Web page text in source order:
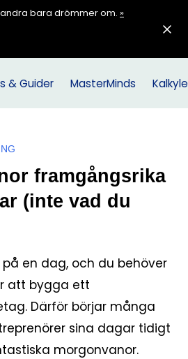
bara drömmer om. »
& Guider MasterMinds
framgångsrika
(inte vad du
en dag, och du behöver
att bygga ett
Därför börjar många
sina dagar tidigt
morgonvanor.